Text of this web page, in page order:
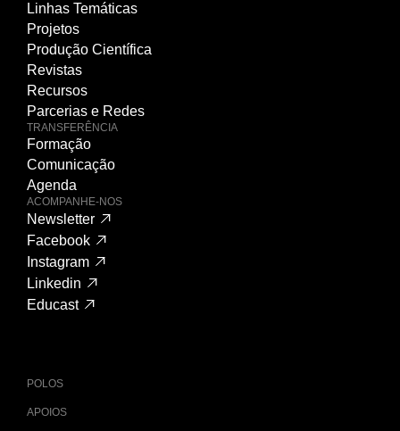
Linhas Temáticas
Projetos
Produção Científica
Revistas
Recursos
Parcerias e Redes
TRANSFERÊNCIA
Formação
Comunicação
Agenda
ACOMPANHE-NOS
Newsletter
Facebook
Instagram
Linkedin
Educast
POLOS
APOIOS